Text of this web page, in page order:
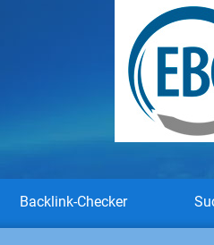
Backlink-Checker